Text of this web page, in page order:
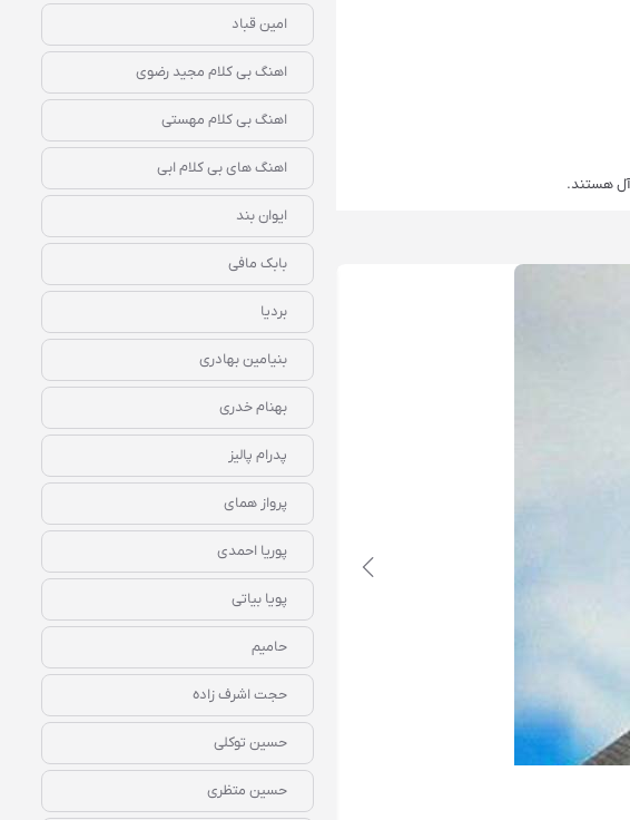
دانلود رایگان آهنگ‌ بیکلام حریق سبز ابی
امین قباد
اهنگ بی کلام مجید رضوی
اهنگ بی کلام مهستی
اهنگ های بی کلام ابی
ایوان بند
بابک مافی
بردیا
بنیامین بهادری
بهنام خدری
پدرام پالیز
پرواز همای
پوریا احمدی
پویا بیاتی
حامیم
حجت اشرف زاده
حسین توکلی
حسین متظری